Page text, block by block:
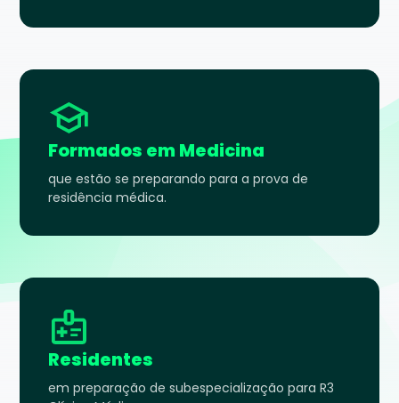
Formados em Medicina
que estão se preparando para a prova de
residência médica.
Residentes
em preparação de subespecialização para R3